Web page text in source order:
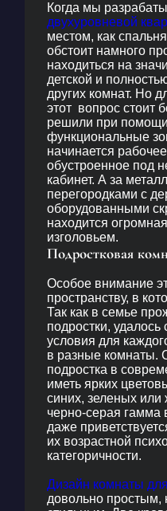
Когда мы
двухуровневой
местом, как
обстоит намного
находиться на
детской и
других комнат. Но
этот вопрос стоит
решили при
функциональные
начинается
обустроенное под
кабинет. А за
перегородками с
оборудованными
находится
изголовьем.
Подростковая
Особое внимание
пространству, в
Так как в семье
подростки,
условия для
в разные комнаты.
подростка в
иметь ярких
синих, зеленых или
черно-серая гамма
даже
их возрастной
категоричности.
Дизайн комнаты
довольно простым,